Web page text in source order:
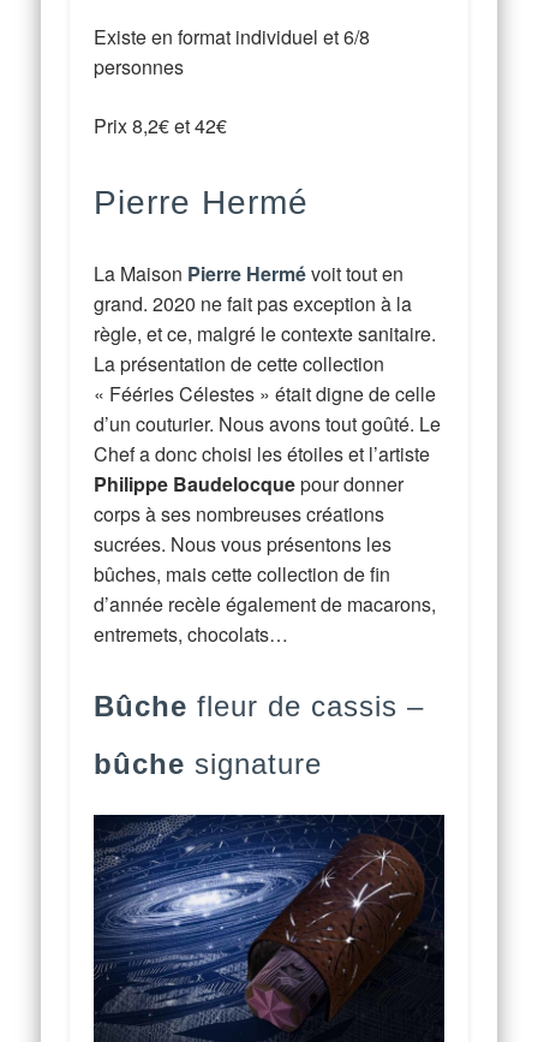
Existe en format individuel et 6/8
personnes
Prix 8,2€ et 42€
Pierre Hermé
La Maison Pierre Hermévoit tout en
grand. 2020 ne fait pas exception à la
règle, et ce, malgré le contexte sanitaire.
La présentation de cette collection
« Fééries Célestes » était digne de celle
d’un couturier. Nous avons tout goûté. Le
Chef a donc choisi les étoiles et l’artiste
Philippe Baudelocquepour donner
corps à ses nombreuses créations
sucrées. Nous vous présentons les
bûches, mais cette collection de fin
d’année recèle également de macarons,
entremets, chocolats…
Bûche fleur de cassis –
bûche signature